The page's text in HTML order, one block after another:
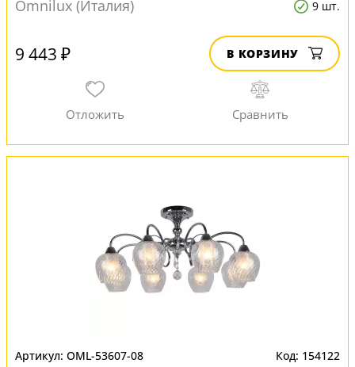
Omnilux (Италия)
9 шт.
9 443 ₽ В КОРЗИНУ
OML-53607-08 154122